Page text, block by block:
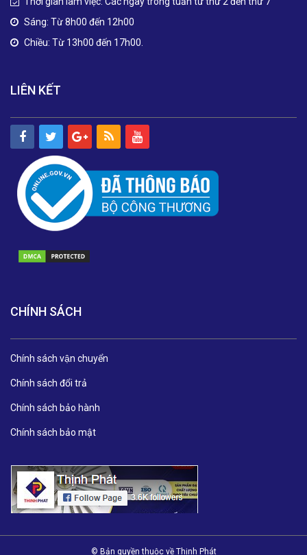
Sáng: Từ 8h00 đến 12h00
Chiều: Từ 13h00 đến 17h00.
LIÊN KẾT
CHÍNH SÁCH
Chính sách vận chuyển
Chính sách đổi trả
Chính sách bảo hành
Chính sách bảo mật
© Bản quyền thuộc về Thịnh Phát